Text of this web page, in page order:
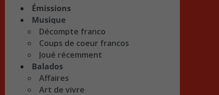
Émissions
Musique
Décompte franco
Coups de coeur francos
Joué récemment
Balados
Affaires
Art de vivre